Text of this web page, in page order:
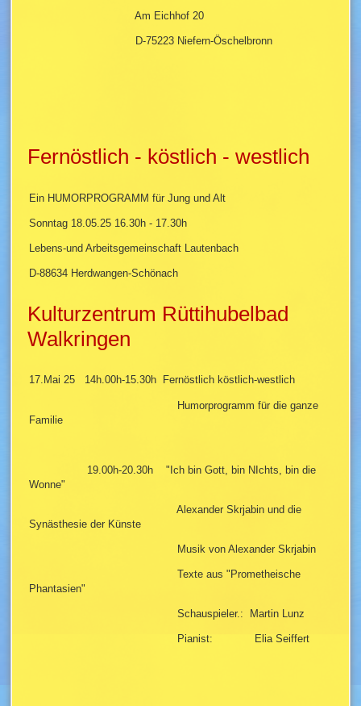
Am Eichhof 20
D-75223 Niefern-Öschelbronn
Fernöstlich - köstlich - westlich
Ein HUMORPROGRAMM für Jung und Alt
Sonntag 18.05.25 16.30h - 17.30h
Lebens-und Arbeitsgemeinschaft Lautenbach
D-88634 Herdwangen-Schönach
Kulturzentrum Rüttihubelbad
Walkringen
17.Mai 25 14h.00h-15.30h Fernöstlich köstlich-westlich
Humorprogramm für die ganze
Familie
19.00h-20.30h "Ich bin Gott, bin NIchts, bin die
Wonne"
Alexander Skrjabin und die
Synästhesie der Künste
Musik von Alexander Skrjabin
Texte aus "Prometheische
Phantasien"
Schauspieler.: Martin Lunz
Pianist: Elia Seiffert